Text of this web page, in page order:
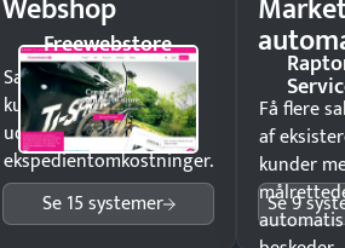
Webshop
Freewebstore
Sælg produkter 24/7 til
kunder i hele landet
uden
ekspedientomkostninger.
Se 15 systemer
Få flere
af
kunder
Se 9